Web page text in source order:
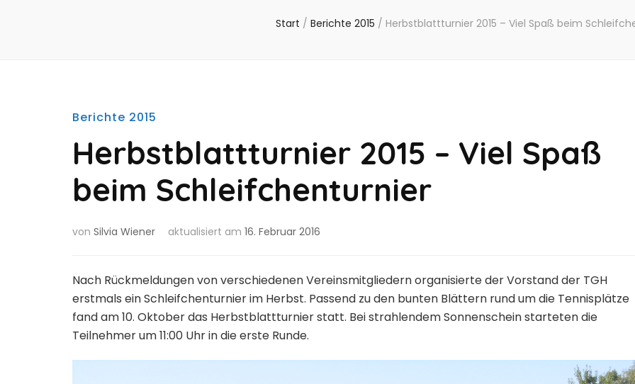
Start / Berichte 2015 / Herbstblattturnier 2015 – Viel Spaß beim
Berichte 2015
Herbstblattturnier 2015 – Viel Spaß
beim Schleifchenturnier
von Silvia Wiener aktualisiert am 16. Februar 2016
Nach Rückmeldungen von verschiedenen Vereinsmitgliedern organisierte der Vorstand der TGH
erstmals ein Schleifchenturnier im Herbst. Passend zu den bunten Blättern rund um die Tennisplätze
fand am 10. Oktober das Herbstblattturnier statt. Bei strahlendem Sonnenschein starteten die
Teilnehmer um 11:00 Uhr in die erste Runde.